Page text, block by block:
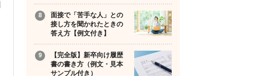
面接で「苦手な人」との
接し方を聞かれたときの
答え方【例文付き】
【完全版】新卒向け履歴
書の書き方（例文・見本
サンプル付き）